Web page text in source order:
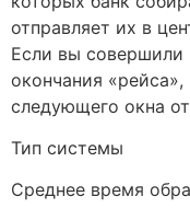
отправляет их в
Если вы совершили
окончания
следующего окна
Тип системы
Среднее время